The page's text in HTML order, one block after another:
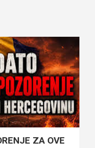
ZA OVE